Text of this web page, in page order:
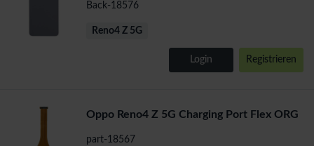
Back-18576
Reno4 Z 5G
Login Registrieren
Oppo Reno4 Z 5G Charging Port Flex ORG
part-18567